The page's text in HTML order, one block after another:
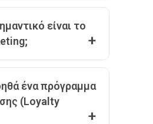
είναι το
ένα πρόγραμμα
(Loyalty